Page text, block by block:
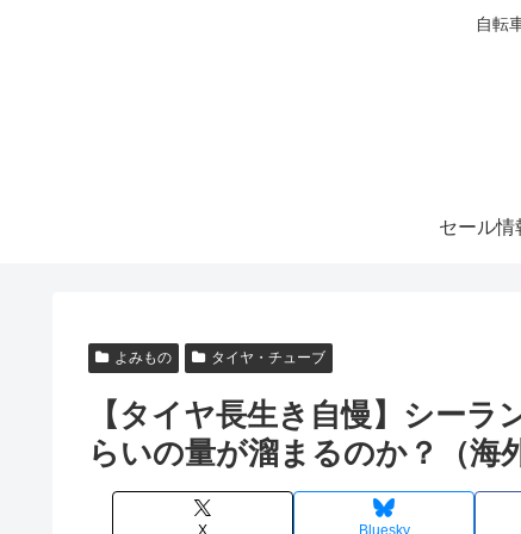
自転
セール情
よみもの タイヤ・チューブ
【タイヤ長生き自慢】シー
らいの量が溜まるのか？（海